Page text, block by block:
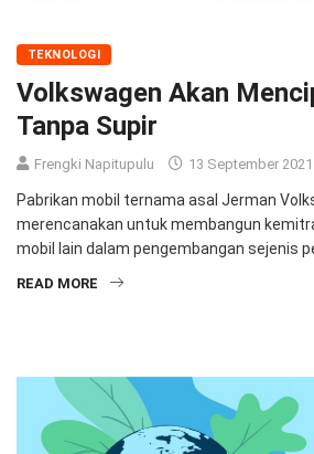
TEKNOLOGI
Volkswagen Akan
Tanpa Supir
Frengki Napitupulu 13 September 2021
Pabrikan mobil ternama asal Jerman
merencanakan untuk membangun
mobil lain dalam pengembangan sejenis
READ MORE